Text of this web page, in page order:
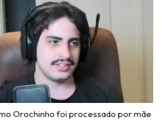
Orochinho foi processado por mãe